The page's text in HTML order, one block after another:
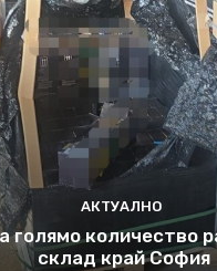
АКТУАЛНО
голямо количество
склад край София